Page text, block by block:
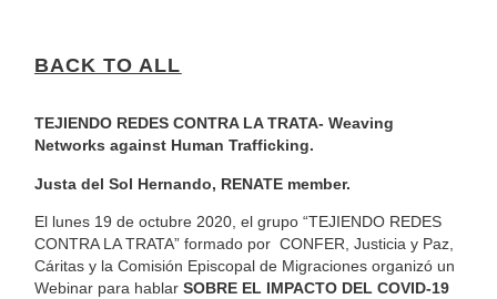
BACK TO ALL
TEJIENDO REDES CONTRA LA TRATA- Weaving
Networks against Human Trafficking.
Justa del Sol Hernando, RENATE member.
El lunes 19 de octubre 2020, el grupo “TEJIENDO REDES
CONTRA LA TRATA” formado por CONFER, Justicia y Paz,
Cáritas y la Comisión Episcopal de Migraciones organizó un
Webinar para hablarSOBRE EL IMPACTO DEL COVID-19